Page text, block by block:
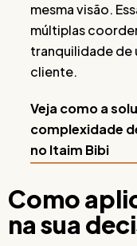
mesma visão.
múltiplas
tranquilidade de
cliente.
Veja como a
complexidade
no Itaim Bibi
Como
na sua